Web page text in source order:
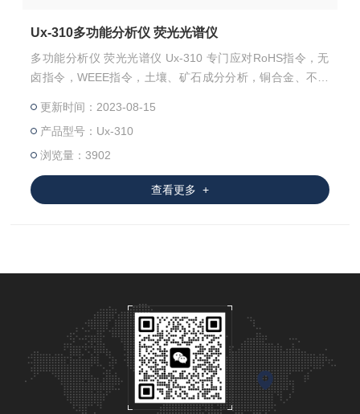
Ux-310多功能分析仪 荧光光谱仪
多功能分析仪 荧光光谱仪 Ux-310 专门应对RoHS指令，无
卤指令，WEEE指令，土壤、矿石成分分析，铜合金、不锈
面；即可以管控RoHS指令的Pb、Cd、Hg、PBB和PBDE中
的Br、六价铬的Cr和无卤指令中的Cl和Br元素，又能够对土
壤、矿石成分分析，铜合金、不锈钢牌号识别。可*客户环保
管控要求和材料识别。精心设计的开放式工作曲
更新时间：2023-08-15
产品型号：Ux-310
浏览量：3902
查看更多 +